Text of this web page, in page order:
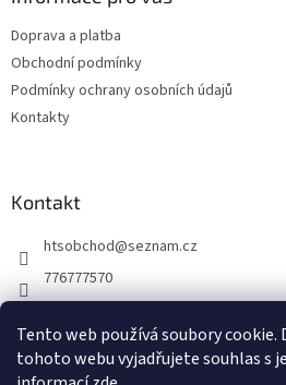
Tento web používá soubory
tohoto webu vyjadřujete souhlas s
Doprava a platba
Obchodní podmínky
Podmínky ochrany osobních údajů
Kontakty
Kontakt
htsobchod@seznam.cz
776777570
https://www.facebook.com/Elektro-
214624677338